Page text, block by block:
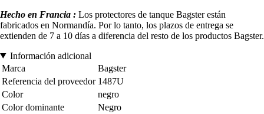
Hecho en Francia : Los protectores de tanque Bagster están
fabricados en Normandía. Por lo tanto, los plazos de entrega se
extienden de 7 a 10 días a diferencia del resto de los productos Bagster.
Información adicional
Marca
Bagster
Referencia del proveedor 1487U
Color
negro
Color dominante
Negro